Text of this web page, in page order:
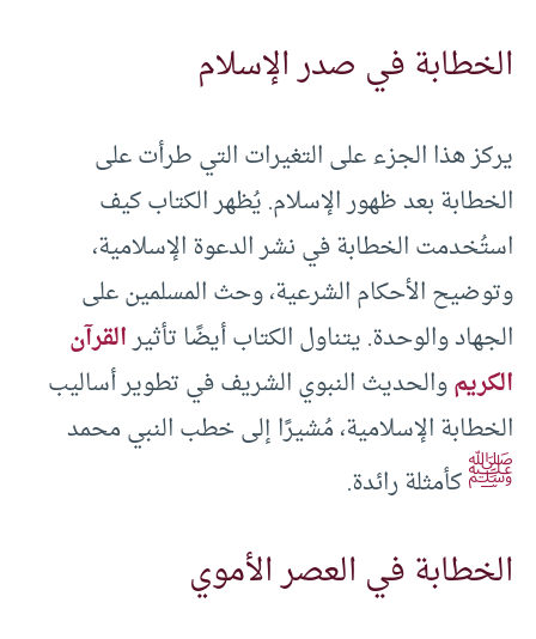
الخطابة في صدر الإسلام
يركز هذا الجزء على التغيرات التي طرأت على
الخطابة بعد ظهور الإسلام. يُظهر الكتاب كيف
استُخدمت الخطابة في نشر الدعوة الإسلامية،
وتوضيح الأحكام الشرعية، وحث المسلمين على
الجهاد والوحدة. يتناول الكتاب أيضًا تأثيرالقرآن
الكريموالحديث النبوي الشريف في تطوير أساليب
الخطابة الإسلامية، مُشيرًا إلى خطب النبي محمد
ﷺكأمثلة رائدة.
الخطابة في العصر الأموي